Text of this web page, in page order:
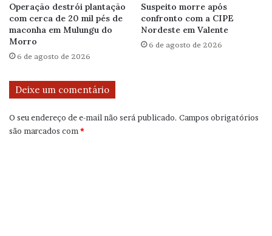
Operação destrói plantação
com cerca de 20 mil pés de
maconha em Mulungu do
Morro
6 de agosto de 2026
Suspeito morre após
confronto com a CIPE
Nordeste em Valente
6 de agosto de 2026
Deixe um comentário
O seu endereço de e-mail não será publicado. Campos obrigatórios
são marcados com *